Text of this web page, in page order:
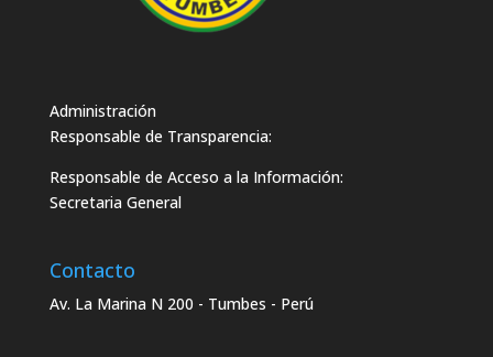
Administración
Responsable de Transparencia:
Responsable de Acceso a la Información:
Secretaria General
Contacto
Av. La Marina N 200 - Tumbes - Perú